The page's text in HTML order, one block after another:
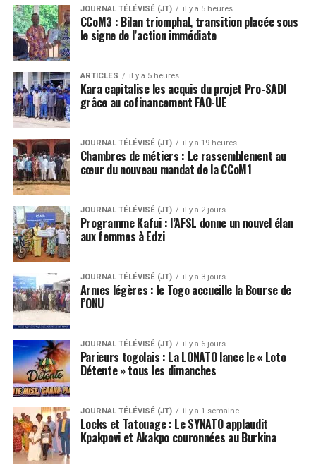
JOURNAL TÉLÉVISÉ (JT) il y a 5 heures
CCoM3 : Bilan triomphal, transition placée sous
le signe de l’action immédiate
ARTICLES il y a 5 heures
Kara capitalise les acquis du projet Pro-SADI
grâce au cofinancement FAO-UE
JOURNAL TÉLÉVISÉ (JT) il y a 19 heures
Chambres de métiers : Le rassemblement au
cœur du nouveau mandat de la CCoM1
JOURNAL TÉLÉVISÉ (JT) il y a 2 jours
Programme Kafui : l’AFSL donne un nouvel élan
aux femmes à Edzi
JOURNAL TÉLÉVISÉ (JT) il y a 3 jours
Armes légères : le Togo accueille la Bourse de
l’ONU
JOURNAL TÉLÉVISÉ (JT) il y a 6 jours
Parieurs togolais : La LONATO lance le « Loto
Détente » tous les dimanches
JOURNAL TÉLÉVISÉ (JT) il y a 1 semaine
Locks et Tatouage : Le SYNATO applaudit
Kpakpovi et Akakpo couronnées au Burkina